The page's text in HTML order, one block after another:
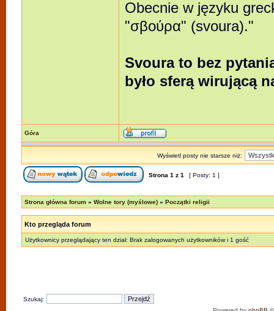
Obecnie w języku
"σβούρα" (svoura)."
Svoura to bez
było sferą wirującą
Góra
Wyświetl posty nie starsze niż:
Strona 1 z 1 [ Posty: 1 ]
Strona główna forum » Wolne tory (myślowe) » Początki religii
Kto przegląda forum
Użytkownicy przeglądający ten dział: Brak zalogowanych użytkowników i 1 gość
Szukaj: